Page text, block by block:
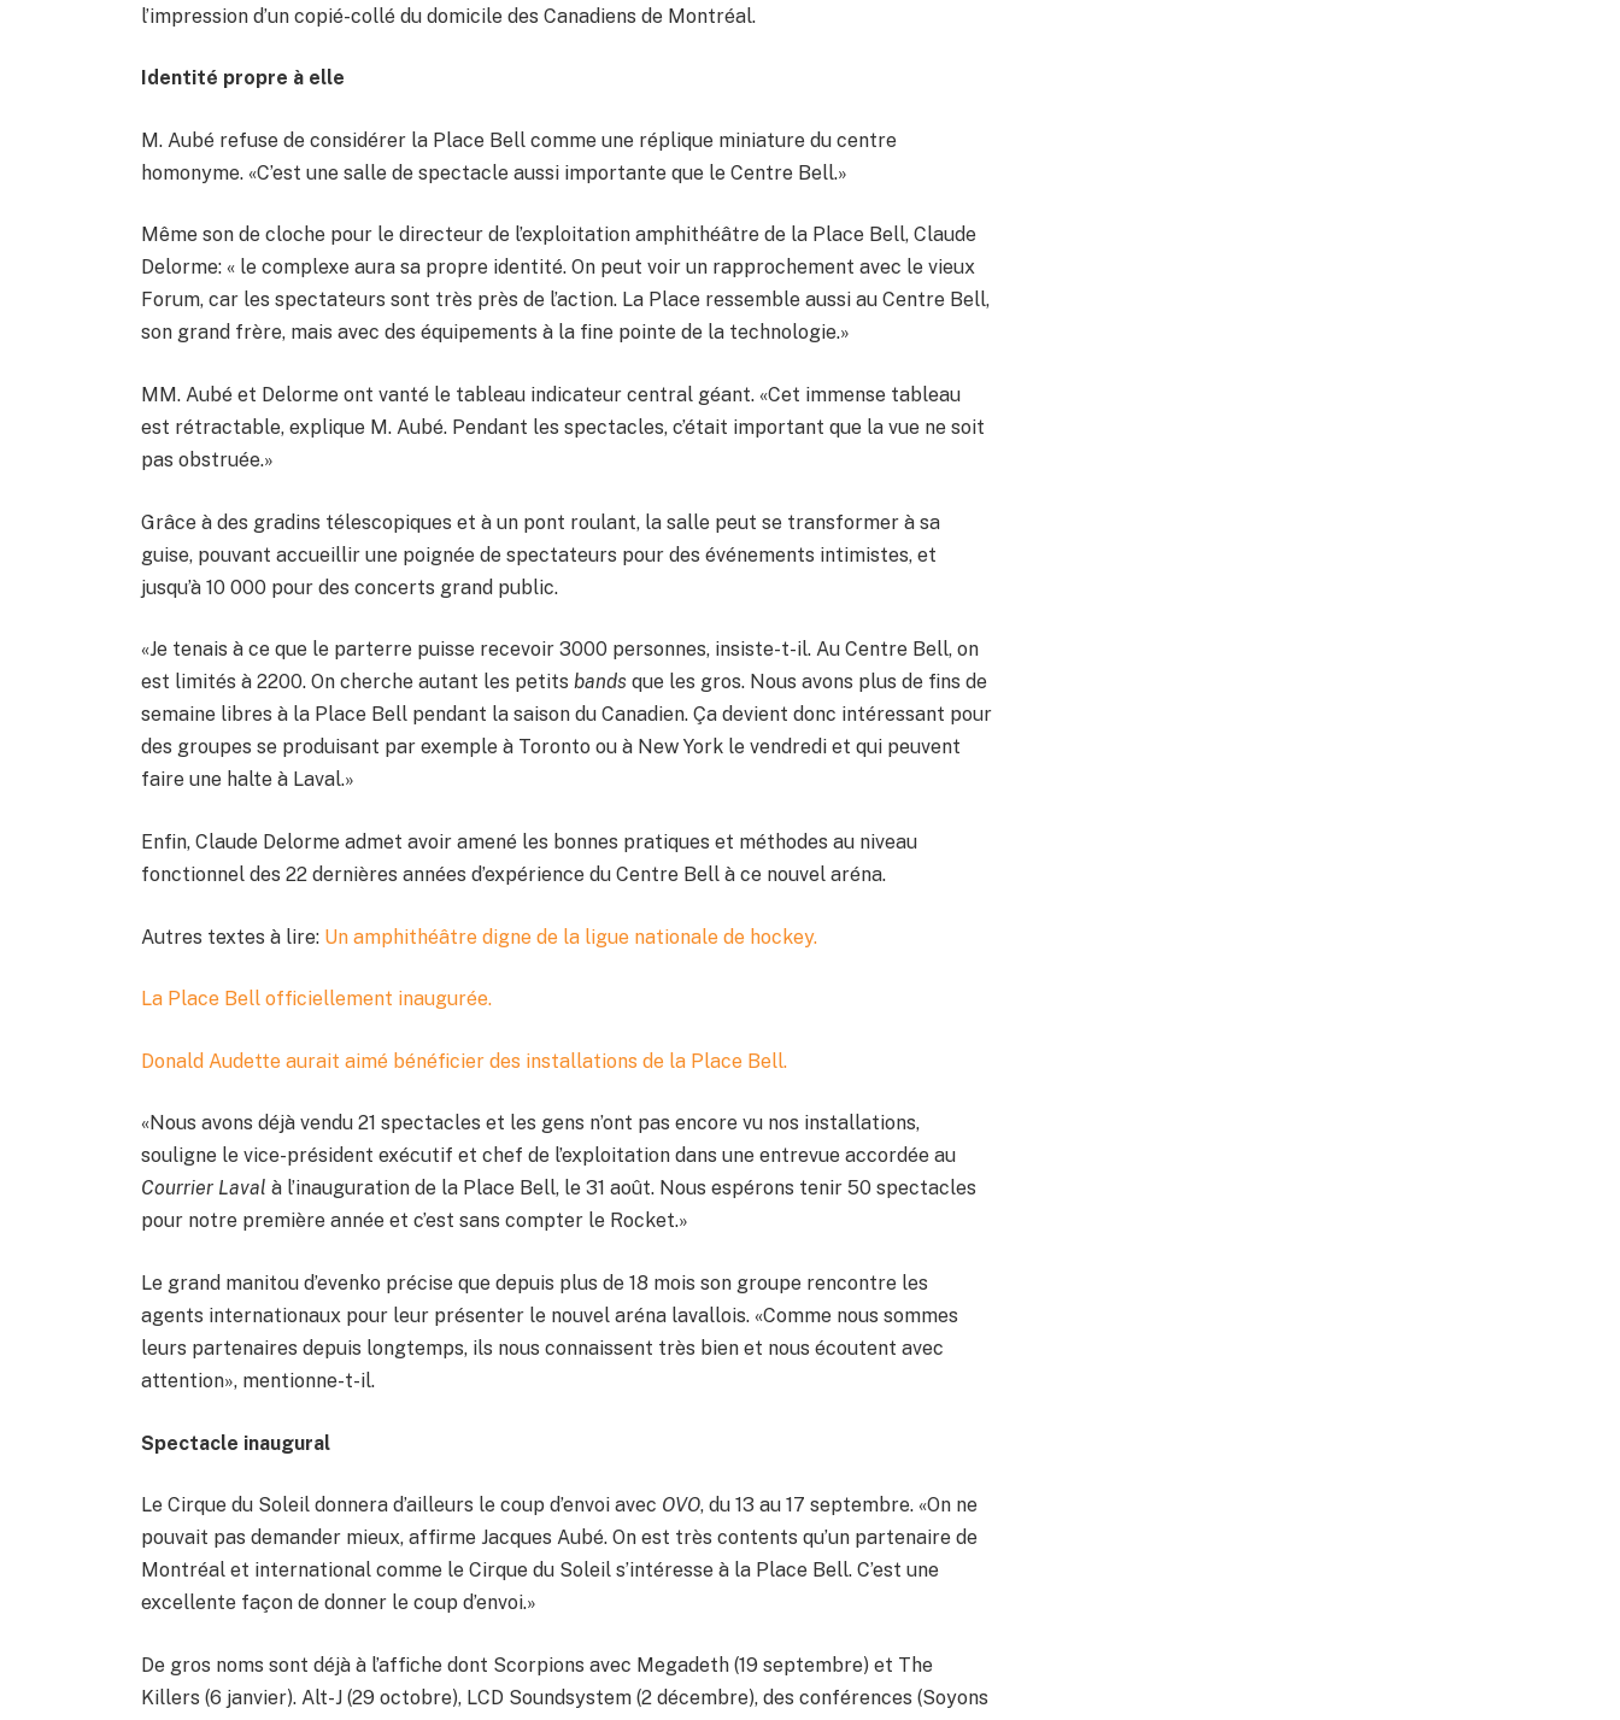
l’impression d’un copié-collé du domicile des Canadiens de Montréal.
Identité propre à elle
M. Aubé refuse de considérer la Place Bell comme une réplique miniature du centre
homonyme. «C’est une salle de spectacle aussi importante que le Centre Bell.»
Même son de cloche pour le directeur de l’exploitation amphithéâtre de la Place Bell, Claude
Delorme: « le complexe aura sa propre identité. On peut voir un rapprochement avec le vieux
Forum, car les spectateurs sont très près de l’action. La Place ressemble aussi au Centre Bell,
son grand frère, mais avec des équipements à la fine pointe de la technologie.»
MM. Aubé et Delorme ont vanté le tableau indicateur central géant. «Cet immense tableau
est rétractable, explique M. Aubé. Pendant les spectacles, c’était important que la vue ne soit
pas obstruée.»
Grâce à des gradins télescopiques et à un pont roulant, la salle peut se transformer à sa
guise, pouvant accueillir une poignée de spectateurs pour des événements intimistes, et
jusqu’à 10 000 pour des concerts grand public.
«Je tenais à ce que le parterre puisse recevoir 3000 personnes, insiste-t-il. Au Centre Bell, on
est limités à 2200. On cherche autant les petitsbands que les gros. Nous avons plus de fins de
semaine libres à la Place Bell pendant la saison du Canadien. Ça devient donc intéressant pour
des groupes se produisant par exemple à Toronto ou à New York le vendredi et qui peuvent
faire une halte à Laval.»
Enfin, Claude Delorme admet avoir amené les bonnes pratiques et méthodes au niveau
fonctionnel des 22 dernières années d’expérience du Centre Bell à ce nouvel aréna.
Autres textes à lire: Un amphithéâtre digne de la ligue nationale de hockey.
La Place Bell officiellement inaugurée.
Donald Audette aurait aimé bénéficier des installations de la Place Bell.
«Nous avons déjà vendu 21 spectacles et les gens n’ont pas encore vu nos installations,
souligne le vice-président exécutif et chef de l’exploitation dans une entrevue accordée au
Courrier Laval à l’inauguration de la Place Bell, le 31 août. Nous espérons tenir 50 spectacles
pour notre première année et c’est sans compter le Rocket.»
Le grand manitou d’evenko précise que depuis plus de 18 mois son groupe rencontre les
agents internationaux pour leur présenter le nouvel aréna lavallois. «Comme nous sommes
leurs partenaires depuis longtemps, ils nous connaissent très bien et nous écoutent avec
attention», mentionne-t-il.
Spectacle inaugural
Le Cirque du Soleil donnera d’ailleurs le coup d’envoi avec OVO, du 13 au 17 septembre. «On ne
pouvait pas demander mieux, affirme Jacques Aubé. On est très contents qu’un partenaire de
Montréal et international comme le Cirque du Soleil s’intéresse à la Place Bell. C’est une
excellente façon de donner le coup d’envoi.»
De gros noms sont déjà à l’affiche dont Scorpions avec Megadeth (19 septembre) et The
Killers (6 janvier). Alt-J (29 octobre), LCD Soundsystem (2 décembre), des conférences (Soyons